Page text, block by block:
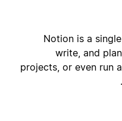
Notion is a
write, and
projects, or even run